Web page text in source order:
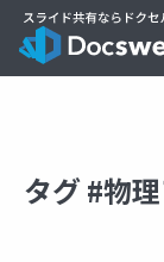
タグ #物